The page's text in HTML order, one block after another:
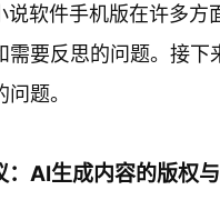
说软件手机版在许多
需要反思的问题。接
题。
：AI生成内容的版权